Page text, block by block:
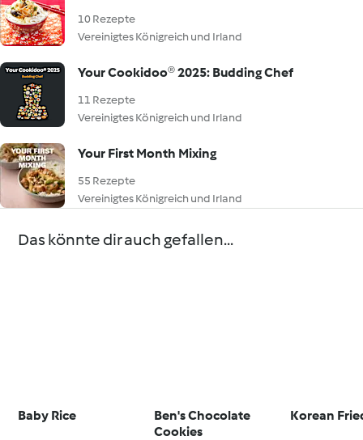
10 Rezepte
Vereinigtes Königreich und Irland
Your Cookidoo® 2025: Budding Chef
11 Rezepte
Vereinigtes Königreich und Irland
Your First Month Mixing
55 Rezepte
Vereinigtes Königreich und Irland
Das könnte dir auch gefallen...
Baby Rice
Ben's Chocolate
Cookies
Korean